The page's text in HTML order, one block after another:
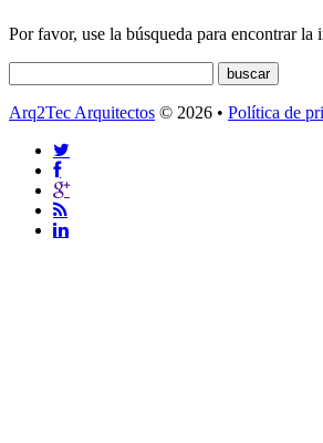
Por favor, use la búsqueda para encontrar la
Arq2Tec Arquitectos © 2026 • Política de